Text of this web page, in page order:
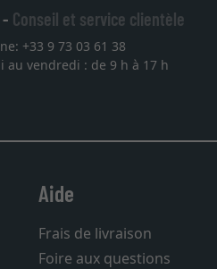
Conseil et service clientèle
+33 9 73 03 61 38
au vendredi : de 9 h à 17 h
Aide
Frais de livraison
Foire aux questions